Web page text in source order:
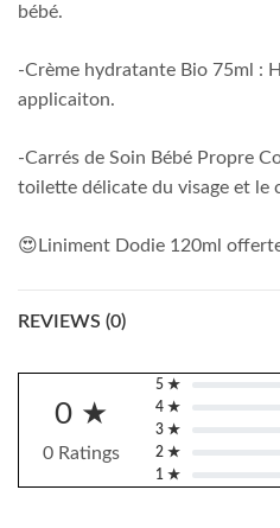
bébé.
-Crème hydratante Bio 75ml :
applicaiton.
-Carrés de Soin Bébé Propre
toilette délicate du visage et le
😍Liniment Dodie 120ml
REVIEWS (0)
0 ★
0 Ratings
5 ★
4 ★
3 ★
2 ★
1 ★